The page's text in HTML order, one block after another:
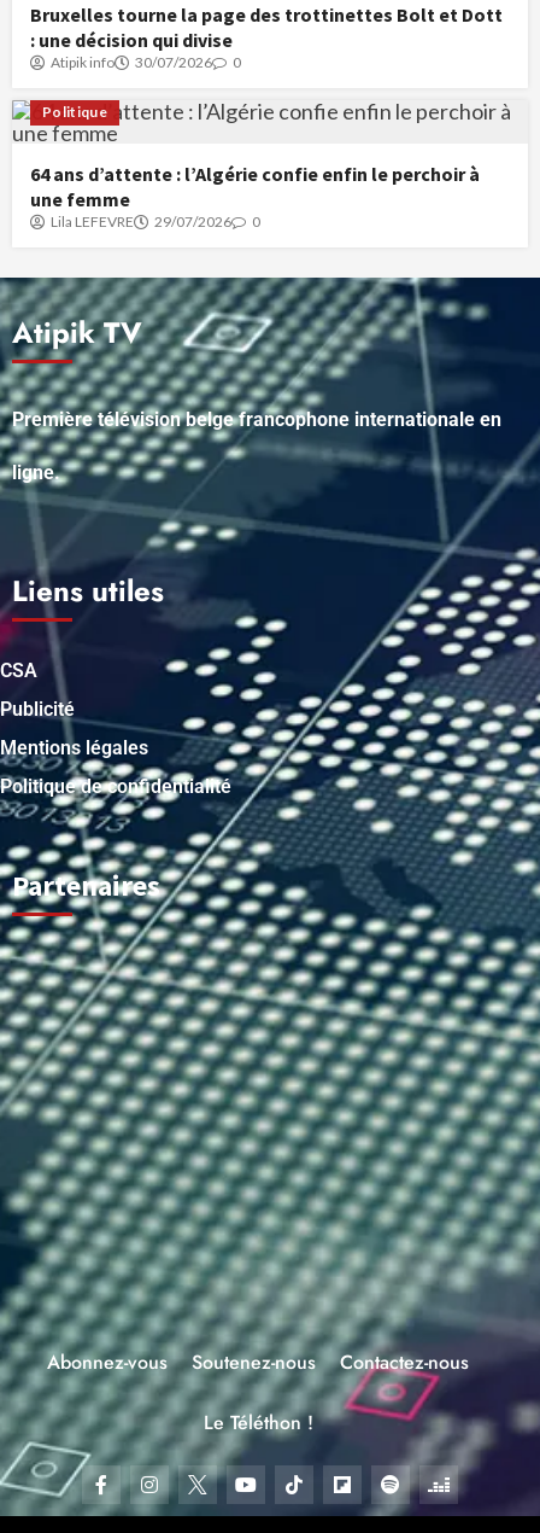
Bruxelles tourne la page des trottinettes Bolt et Dott
: une décision qui divise
Atipik info 30/07/2026 0
Politique
64 ans d’attente : l’Algérie confie enfin le perchoir à
une femme
Lila LEFEVRE 29/07/2026 0
Atipik TV
Première télévision belge francophone internationale en
ligne.
Liens utiles
CSA
Publicité
Mentions légales
Politique de confidentialité
Partenaires
Abonnez-vous Soutenez-nous Contactez-nous
Le Téléthon !